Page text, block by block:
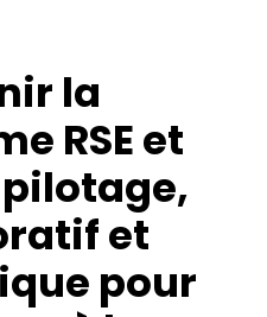
la
RSE et
et
pour